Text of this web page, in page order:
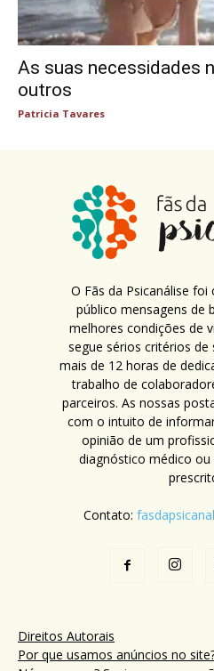
As suas necessidades
outros
Patricia Tavares
O Fãs da Psicanálise
público mensagens de
melhores condições de
segue sérios critérios de
mais de 12 horas de
trabalho de
parceiros. As nossas
com o intuito de
opinião de um
diagnóstico médico
Contato:
Direitos Autorais
Por que usamos anúncios no